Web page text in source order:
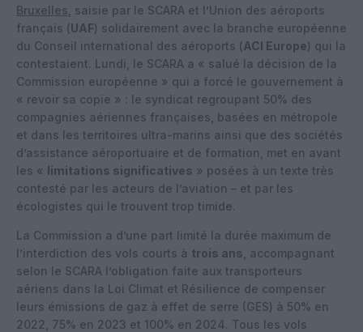
Bruxelles , saisie par le SCARA et l’Union des aéroports
français (UAF) solidairement avec la branche européenne
du Conseil international des aéroports (ACI Europe) qui la
contestaient. Lundi, le SCARA a « salué la décision de la
Commission européenne » qui a forcé le gouvernement à
« revoir sa copie » : le syndicat regroupant 50% des
compagnies aériennes françaises, basées en métropole
et dans les territoires ultra-marins ainsi que des sociétés
d’assistance aéroportuaire et de formation, met en avant
les « limitations significatives » posées à un texte très
contesté par les acteurs de l’aviation – et par les
écologistes qui le trouvent trop timide.
La Commission a d’une part limité la durée maximum de
l’interdiction des vols courts à trois ans , accompagnant
selon le SCARA l’obligation faite aux transporteurs
aériens dans la Loi Climat et Résilience de compenser
leurs émissions de gaz à effet de serre (GES) à 50% en
2022, 75% en 2023 et 100% en 2024. Tous les vols